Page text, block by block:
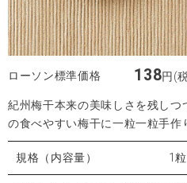
ローソン標準価格 138円(
紀州梅干本来の美味しさを残しつ
の食べやすい梅干に一粒一粒手作
規格（内容量） 1粒